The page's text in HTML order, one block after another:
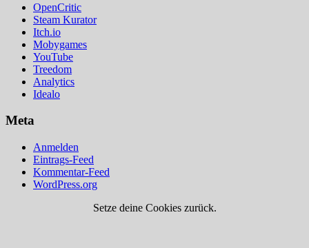
OpenCritic
Steam Kurator
Itch.io
Mobygames
YouTube
Treedom
Analytics
Idealo
Meta
Anmelden
Eintrags-Feed
Kommentar-Feed
WordPress.org
Setze deine Cookies zurück.